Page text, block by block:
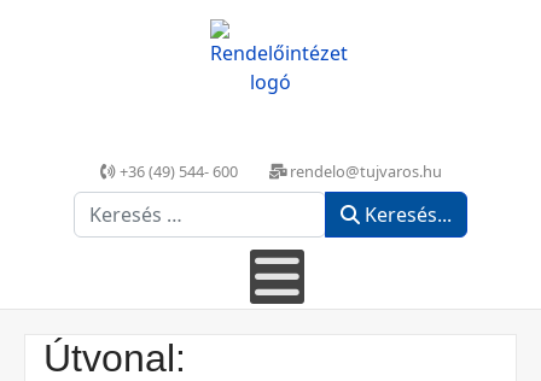
+36 (49) 544- 600 rendelo@tujvaros.hu
Keresés... Keresés...
Útvonal: